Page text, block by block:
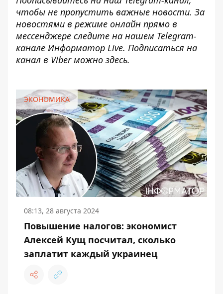
чтобы не пропустить важные новости. За
новостями в режиме онлайн прямо в
мессенджере следите на нашем Telegram-
канале Информатор Live. Подписаться на
канал в Viber можно здесь.
ЭКОНОМИКА
08:13, 28 августа 2024
Повышение налогов: экономист
Алексей Кущ посчитал, сколько
заплатит каждый украинец